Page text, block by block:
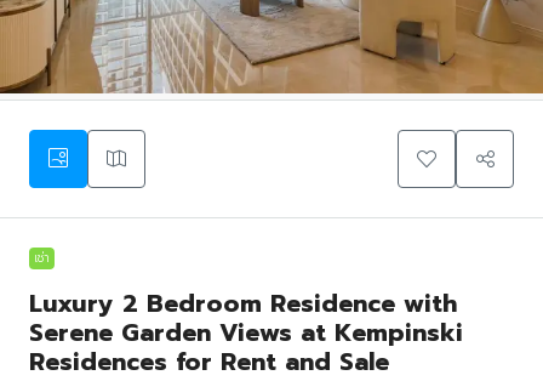
เช่า
Luxury 2 Bedroom Residence with
Serene Garden Views at Kempinski
Residences for Rent and Sale